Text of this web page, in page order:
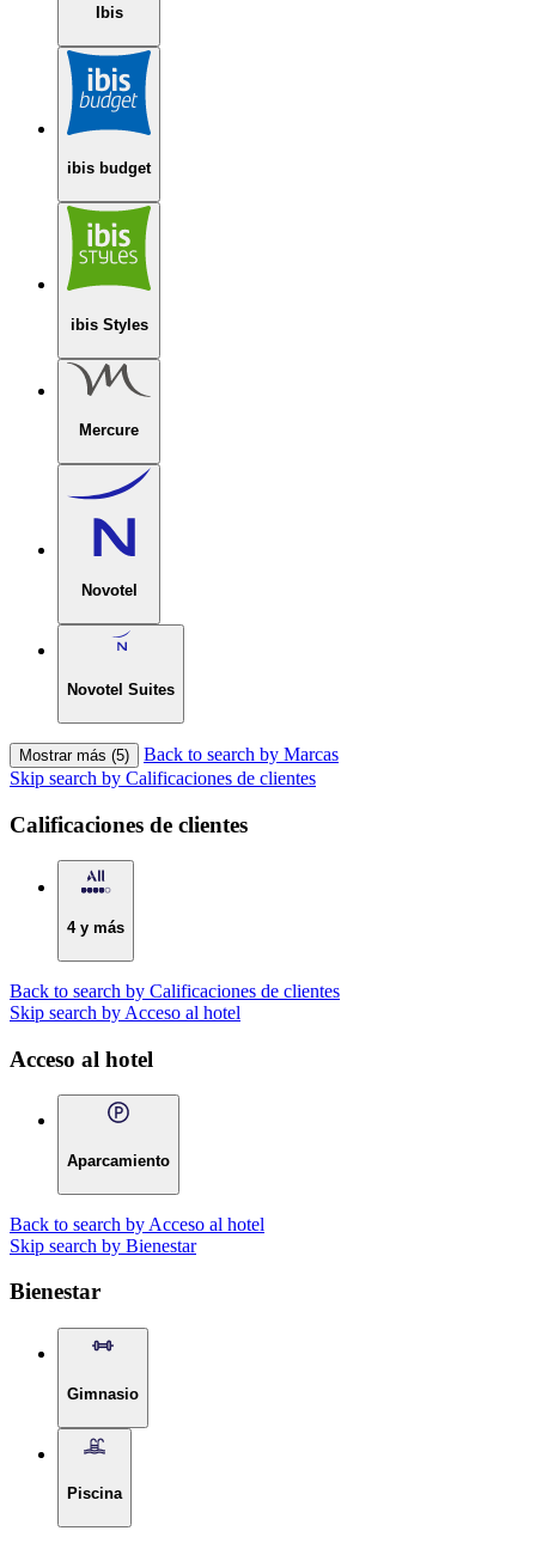
Ibis
ibis budget
ibis Styles
Mercure
Novotel
Novotel Suites
Mostrar más (5)
Back to search by Marcas
Skip search by Calificaciones de clientes
Calificaciones de clientes
4 y más
Back to search by Calificaciones de clientes
Skip search by Acceso al hotel
Acceso al hotel
Aparcamiento
Back to search by Acceso al hotel
Skip search by Bienestar
Bienestar
Gimnasio
Piscina